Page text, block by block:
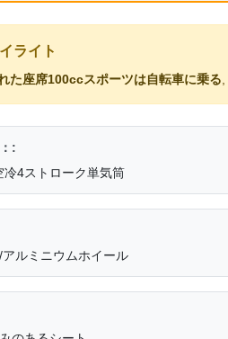
ライト
た座席100ccスポーツは自転車に乗る,
:
冷4ストローク単気筒
ルミニウムホイール